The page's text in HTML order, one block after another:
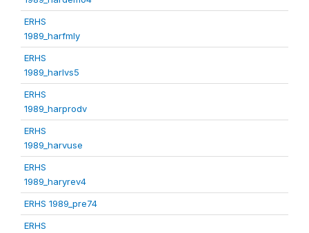
ERHS
1989_harfmly
ERHS
1989_harlvs5
ERHS
1989_harprodv
ERHS
1989_harvuse
ERHS
1989_haryrev4
ERHS 1989_pre74
ERHS